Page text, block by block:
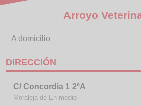
Arroyo
A domicilio
DIRECCIÓN
C/ Concordia 1 2ºA
Moraleja de En medio